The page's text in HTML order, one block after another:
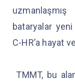
bataryalar
C-HR’a hayat
TMMT, bu